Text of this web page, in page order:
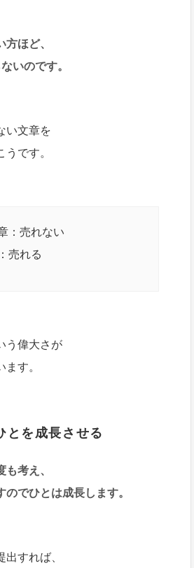
ほど、
いのです。
い文章を
です。
：売れない
売れる
う偉大さが
す。
とを成長させる
考え、
でひとは成長します。
すれば、